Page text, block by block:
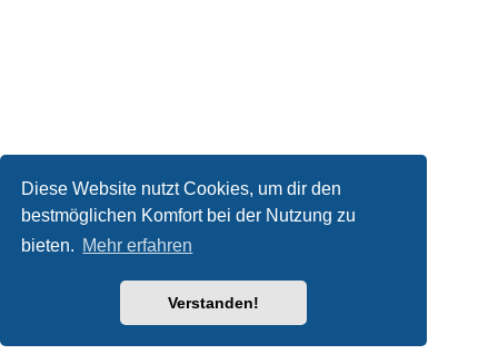
Diese Website nutzt Cookies, um dir den
bestmöglichen Komfort bei der Nutzung zu
bieten. Mehr erfahren
Verstanden!